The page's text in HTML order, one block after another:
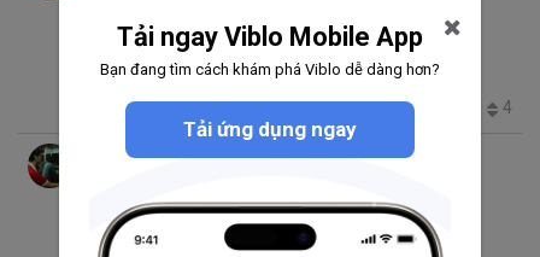
Giới thiệu Mithril JS: một MVC framework
cực nhẹ
jQuery HTML5 JavaScript Framework CSS3
1.0K 2 1 4
Phạm Minh Hướng
[HTML5 cơ bản] Làm việc với CSS3
JavaScript HTML5
Tải ngay Viblo Mobile App
Bạn đang tìm cách khám phá Viblo dễ dàng hơn?
Tải ứng dụng ngay